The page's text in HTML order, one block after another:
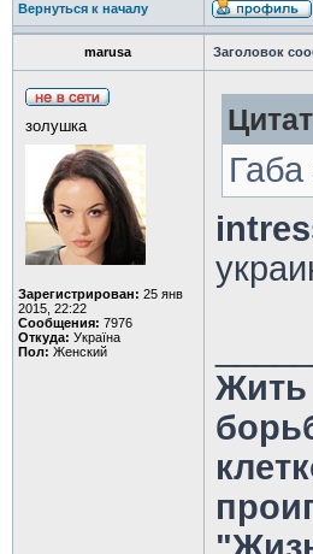
Вернуться к началу
marusa Заголовок
золушка
Зарегистрирован: 25 янв
2015, 22:22
Сообщения: 7976
Откуда: Україна
Пол: Женский
Жить